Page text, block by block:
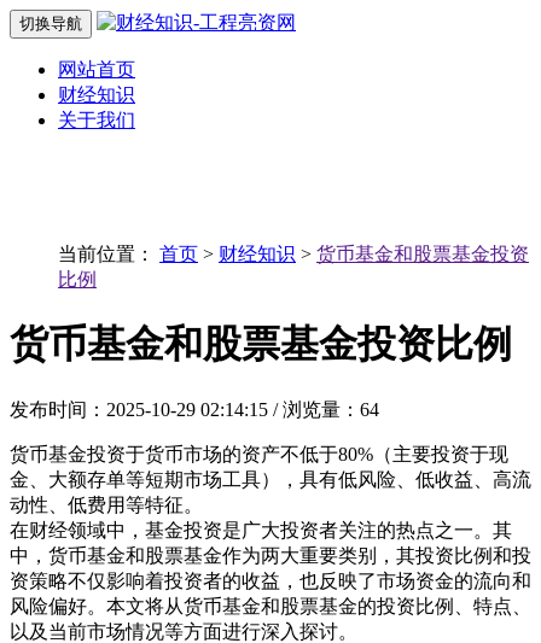
切换导航
网站首页
财经知识
关于我们
当前位置： 首页 > 财经知识 > 货币基金和股票基金投资
比例
货币基金和股票基金投资比例
发布时间：2025-10-29 02:14:15 / 浏览量：64
货币基金投资于货币市场的资产不低于80%（主要投资于现
金、大额存单等短期市场工具），具有低风险、低收益、高流
动性、低费用等特征。
在财经领域中，基金投资是广大投资者关注的热点之一。其
中，货币基金和股票基金作为两大重要类别，其投资比例和投
资策略不仅影响着投资者的收益，也反映了市场资金的流向和
风险偏好。本文将从货币基金和股票基金的投资比例、特点、
以及当前市场情况等方面进行深入探讨。